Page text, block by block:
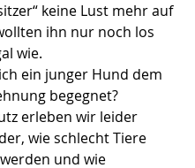
keine Lust mehr auf
ihn nur noch los
wie.
ein junger Hund dem
begegnet?
erleben wir leider
wie schlecht Tiere
und wie